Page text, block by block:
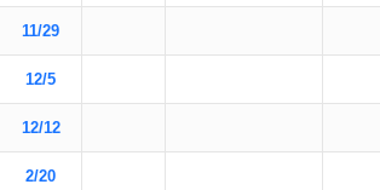
11/29
12/5
12/12
2/20